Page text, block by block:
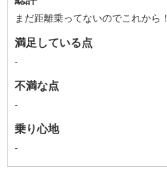
まだ距離乗ってないのでこれから！
満足している点
-
不満な点
-
乗り心地
-